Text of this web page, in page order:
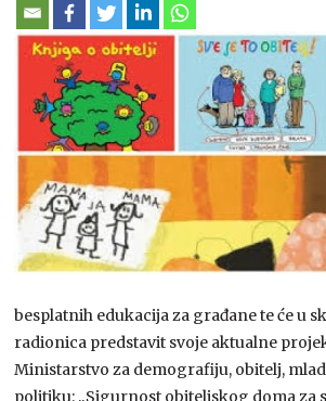
besplatnih edukacija za građane te će u
radionica predstavit svoje aktualne
Ministarstvo za demografiju, obitelj,
politiku: „Sigurnost obiteljskog doma za